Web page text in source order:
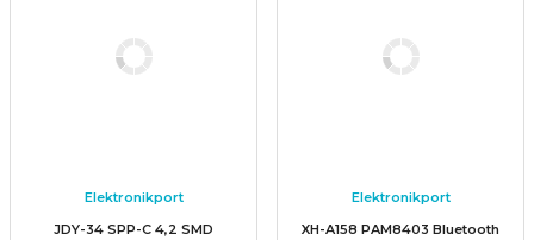
Elektronikport
JDY-34 SPP-C 4,2 SMD
Elektronikport
XH-A158 PAM8403 Bluetooth